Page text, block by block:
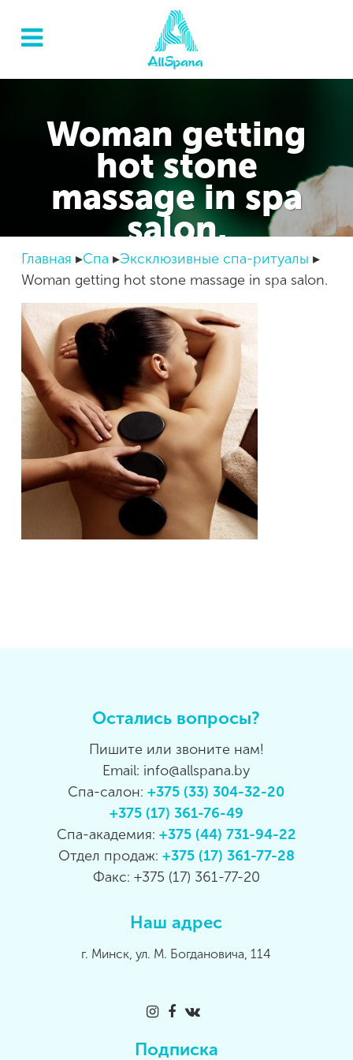
Woman getting
hot stone
massage in spa
salon.
Главная Спа
Эксклюзивные спа-ритуалы
Woman getting hot stone massage in spa salon.
Остались вопросы?
Пишите или звоните нам!
Email: info@allspana.by
Спа-салон:+375 (33) 304-32-20
+375 (17) 361-76-49
Спа-академия: +375 (44) 731-94-22
Отдел продаж: +375 (17) 361-77-28
Факс: +375 (17) 361-77-20
Наш адрес
г. Минск, ул. М. Богдановича, 114
Подписка